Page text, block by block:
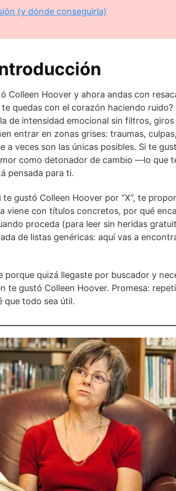
(y dónde conseguirla)
Colleen Hoover y ahora andas con
quedas con el corazón haciendo ruido?
de intensidad emocional sin filtros,
entrar en zonas grises: traumas,
a veces son las únicas posibles. Si te
como detonador de cambio —lo que
pensada para ti.
gustó Colleen Hoover por “X”, te
viene con títulos concretos, por qué
proceda (para leer sin heridas
de listas genéricas: aquí vas a
porque quizá llegaste por buscador y
te gustó Colleen Hoover. Promesa:
que todo sea útil.